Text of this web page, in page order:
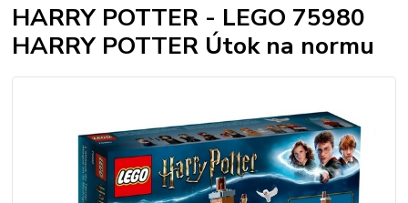
HARRY POTTER - LEGO 75980
HARRY POTTER Útok na normu